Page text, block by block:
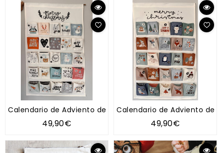
Calendario de Adviento de tela
49,90€
Calendario de Adviento de
49,90€